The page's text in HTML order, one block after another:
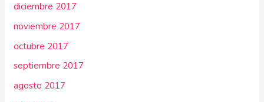
diciembre 2017
noviembre 2017
octubre 2017
septiembre 2017
agosto 2017